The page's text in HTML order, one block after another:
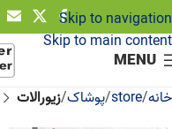
Skip to navigation
Skip to main content
MENU
خانه store پوشاک زیورالات